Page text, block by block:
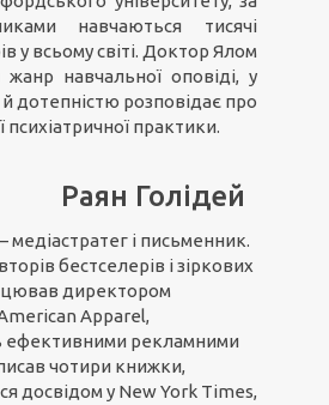
навчаються тисячі
у всьому світі. Доктор Ялом
навчальної оповіді, у
й дотепністю розповідає про
психіатричної практики.
Раян Голідей
медіастратег і письменник.
бестселерів і зіркових
директором
Apparel,
ефективними рекламними
чотири книжки,
досвідом у New York Times,